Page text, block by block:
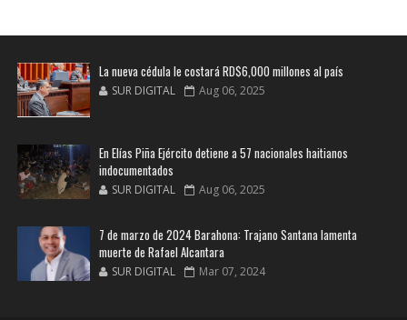
La nueva cédula le costará RD$6,000 millones al país
SUR DIGITAL Aug 06, 2025
En Elías Piña Ejército detiene a 57 nacionales haitianos
indocumentados
SUR DIGITAL Aug 06, 2025
7 de marzo de 2024 Barahona: Trajano Santana lamenta
muerte de Rafael Alcantara
SUR DIGITAL Mar 07, 2024